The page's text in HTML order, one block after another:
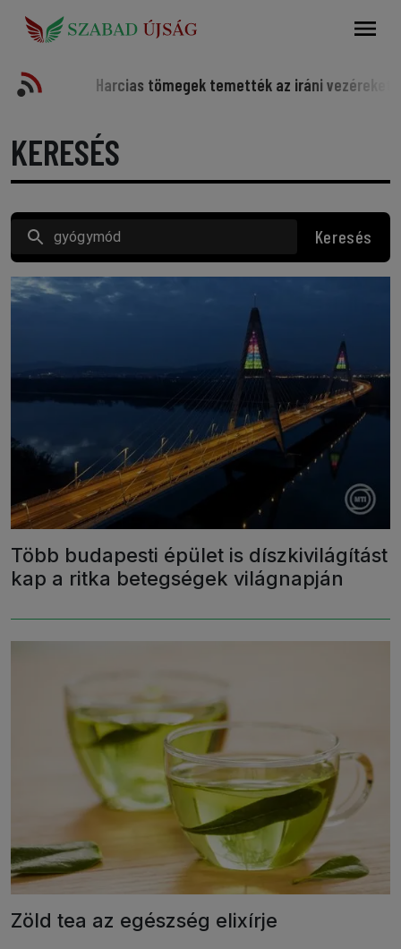
Harcias tömegek temették az iráni vezéreket
KERESÉS
Keresés
Több budapesti épület is díszkivilágítást
kap a ritka betegségek világnapján
Zöld tea az egészség elixírje